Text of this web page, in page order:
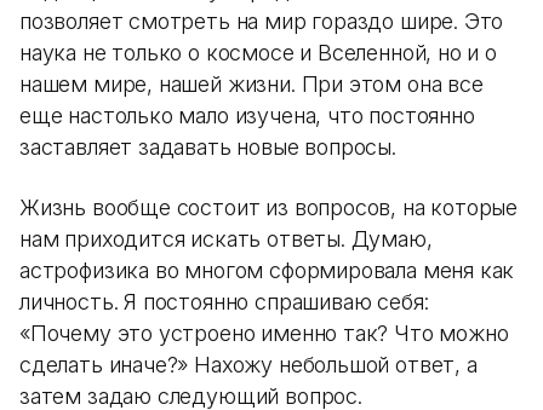
позволяет смотреть на мир гораздо шире. Это
наука не только о космосе и Вселенной, но и о
нашем мире, нашей жизни. При этом она все
еще настолько мало изучена, что постоянно
заставляет задавать новые вопросы.
Жизнь вообще состоит из вопросов, на которые
нам приходится искать ответы. Думаю,
астрофизика во многом сформировала меня как
личность. Я постоянно спрашиваю себя:
«Почему это устроено именно так? Что можно
сделать иначе?» Нахожу небольшой ответ, а
затем задаю следующий вопрос.